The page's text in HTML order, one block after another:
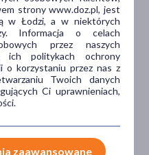
Apteki
strony www.doz.pl, jest
w Łodzi, a w niektórych
Informacja o celach
przez naszych
politykach ochrony
o korzystaniu przez nas z
Twoich danych
Ci uprawnieniach,
zaawansowane